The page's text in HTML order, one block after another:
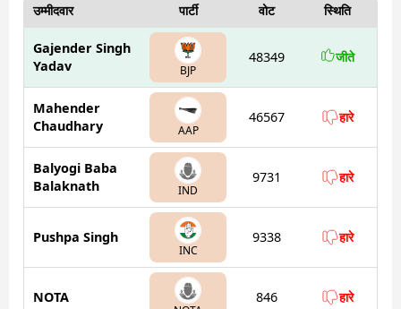
उम्मीदवार पार्टी वोट स्थिति
Gajender Singh
Yadav
BJP
48349 जीते
Mahender
Chaudhary
AAP
46567 हारे
Balyogi Baba
Balaknath
IND
9731 हारे
Pushpa Singh
INC
9338 हारे
NOTA 846 हारे